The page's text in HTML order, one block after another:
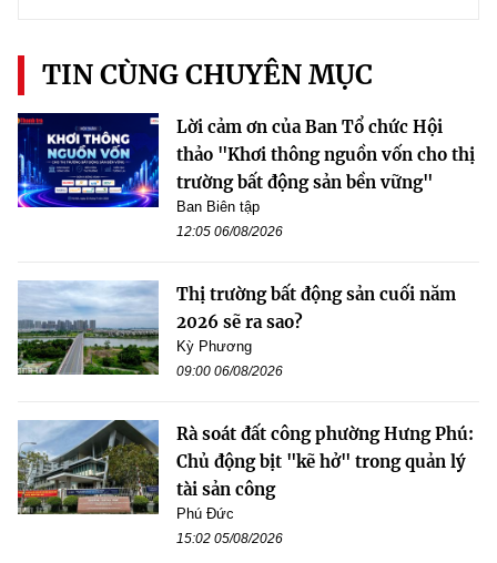
TIN CÙNG CHUYÊN MỤC
Lời cảm ơn của Ban Tổ chức Hội
thảo "Khơi thông nguồn vốn cho thị
trường bất động sản bền vững"
Ban Biên tập
12:05 06/08/2026
Thị trường bất động sản cuối năm
2026 sẽ ra sao?
Kỳ Phương
09:00 06/08/2026
Rà soát đất công phường Hưng Phú:
Chủ động bịt "kẽ hở" trong quản lý
tài sản công
Phú Đức
15:02 05/08/2026